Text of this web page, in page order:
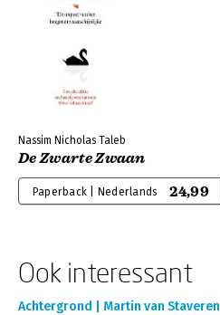
Nassim Nicholas Taleb
De Zwarte Zwaan
Paperback | Nederlands 24,99
Ook interessant
Achtergrond | Martin van Staveren